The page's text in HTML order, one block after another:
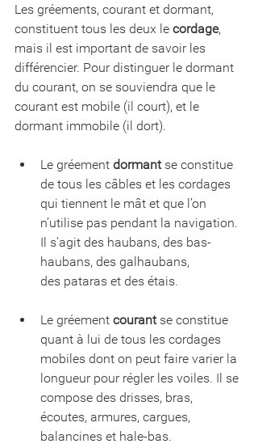
Les gréements, courant et dormant,
constituent tous les deux le cordage,
mais il est important de savoir les
différencier. Pour distinguer le dormant
du courant, on se souviendra que le
courant est mobile (il court), et le
dormant immobile (il dort).
Le gréement dormant se constitue
de tous les câbles et les cordages
qui tiennent le mât et que l’on
n’utilise pas pendant la navigation.
Il s'agit des haubans, des bas-
haubans, des galhaubans,
des pataras et des étais.
Le gréement courant se constitue
quant à lui de tous les cordages
mobiles dont on peut faire varier la
longueur pour régler les voiles. Il se
compose des drisses, bras,
écoutes, armures, cargues,
balancines et hale-bas.